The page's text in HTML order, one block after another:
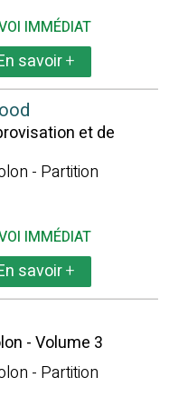
IMMÉDIAT
savoir+
et de
- Partition
IMMÉDIAT
savoir+
- Volume 3
- Partition